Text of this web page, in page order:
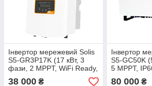
Інвертор мережевий Solis
S5-GR3P17K (17 кВт, 3
фази, 2 MPPT, WiFi Ready,
220/380В, IP66)
38 000 ₴
Інвертор
S5-GC50K
5 MPPT,
80 000₴